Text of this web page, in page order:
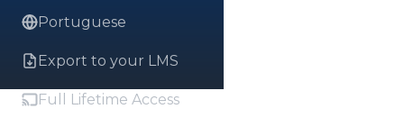
Portuguese
Export to your LMS
Full Lifetime Access